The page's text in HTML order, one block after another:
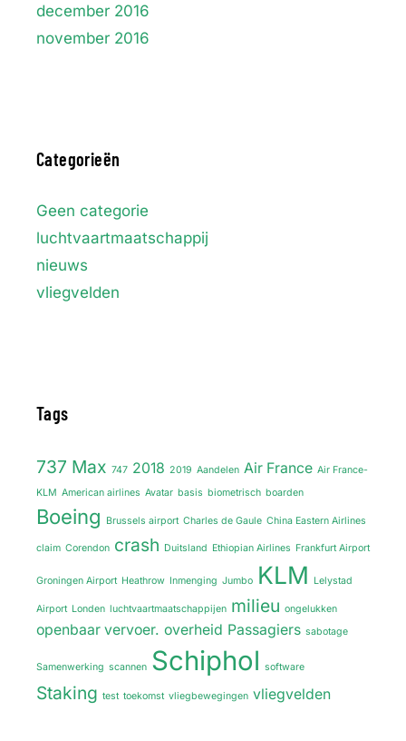
december 2016
november 2016
Categorieën
Geen categorie
luchtvaartmaatschappij
nieuws
vliegvelden
Tags
737 Max 747 2018 2019 Aandelen Air France Air France-
KLM American airlines Avatar basis biometrisch boarden
Boeing Brussels airport Charles de Gaule China Eastern Airlines
claim Corendon crash Duitsland Ethiopian Airlines Frankfurt Airport
Groningen Airport Heathrow Inmenging Jumbo KLM Lelystad
Airport Londen luchtvaartmaatschappijen milieu ongelukken
openbaar vervoer. overheid Passagiers sabotage
Samenwerking scannen Schiphol software
Staking test toekomst vliegbewegingen vliegvelden